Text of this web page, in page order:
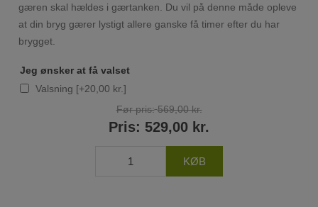
gæren skal hældes i gærtanken. Du vil på denne måde opleve
at din bryg gærer lystigt allere ganske få timer efter du har
brygget.
Jeg ønsker at få valset
Valsning [+20,00 kr.]
Før pris: 569,00 kr.
Pris: 529,00 kr.